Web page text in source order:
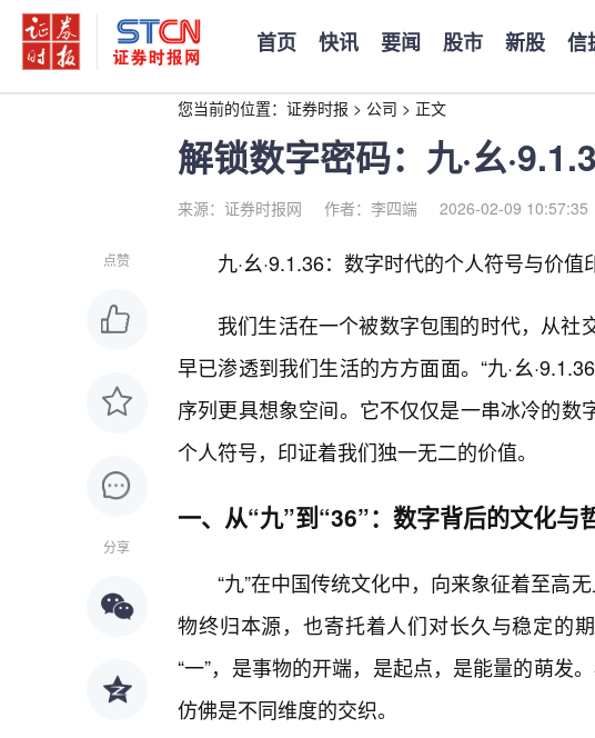
首页 快讯 要闻 股市 新股 信
您当前的位置： 证券时报 > 公司 > 正文
解锁数字密码：九·幺
来源：证券时报网 作者：李四端 2026-02-09 10:57:35
点赞
分享
九·幺·9.1.36：数字时代的个人符号与价值
我们生活在一个被数字包围的时代，从社
早已渗透到我们生活的方方面面。“九·幺
序列更具想象空间。它不仅仅是一串冰冷的数
个人符号，印证着我们独一无二的价值。
一、从“九”到“36”：数字背后的文化与
“九”在中国传统文化中，向来象征着至高
物终归本源，也寄托着人们对长久与稳定的
“一”，是事物的开端，是起点，是能量的萌发
仿佛是不同维度的交织。